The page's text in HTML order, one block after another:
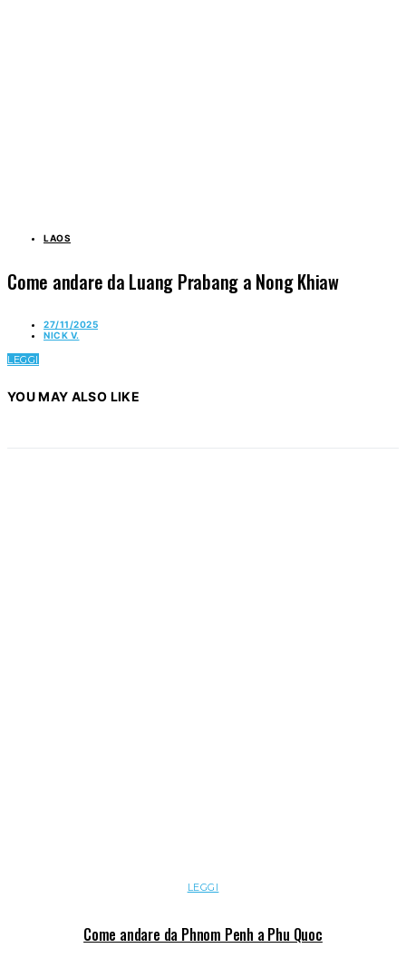
LAOS
Come andare da Luang Prabang a Nong Khiaw
27/11/2025
NICK V.
LEGGI
YOU MAY ALSO LIKE
LEGGI
Come andare da Phnom Penh a Phu Quoc